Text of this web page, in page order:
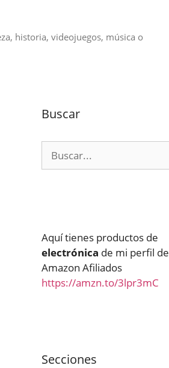
historia, videojuegos, música o
Buscar
Aquí tienes productos de
electrónica de mi perfil de
Amazon Afiliados
https://amzn.to/3lpr3mC
Secciones